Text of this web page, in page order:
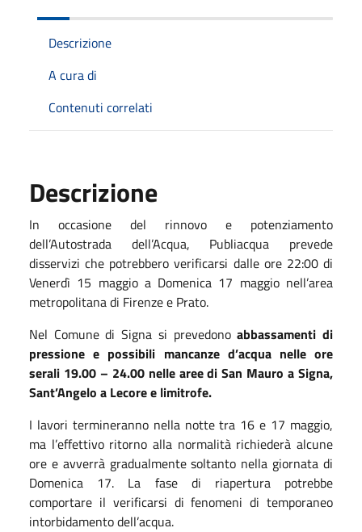
Descrizione
A cura di
Contenuti correlati
Descrizione
In occasione del rinnovo e potenziamento
dell’Autostrada dell’Acqua, Publiacqua prevede
disservizi che potrebbero verificarsi dalle ore 22:00 di
Venerdì 15 maggio a Domenica 17 maggio nell’area
metropolitana di Firenze e Prato.
Nel Comune di Signa si prevedonoabbassamenti di
pressione e possibili mancanze d’acqua nelle ore
serali 19.00 – 24.00 nelle aree di San Mauro a Signa,
Sant’Angelo a Lecore e limitrofe.
I lavori termineranno nella notte tra 16 e 17 maggio,
ma l’effettivo ritorno alla normalità richiederà alcune
ore e avverrà gradualmente soltanto nella giornata di
Domenica 17. La fase di riapertura potrebbe
comportare il verificarsi di fenomeni di temporaneo
intorbidamento dell’acqua.